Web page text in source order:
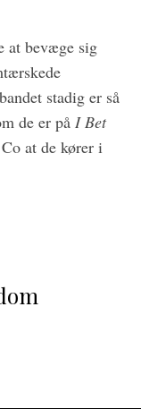
at bevæge sig
stadig er så
de er på I Bet
at de kører i